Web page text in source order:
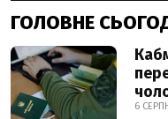
ГОЛОВНЕ
6